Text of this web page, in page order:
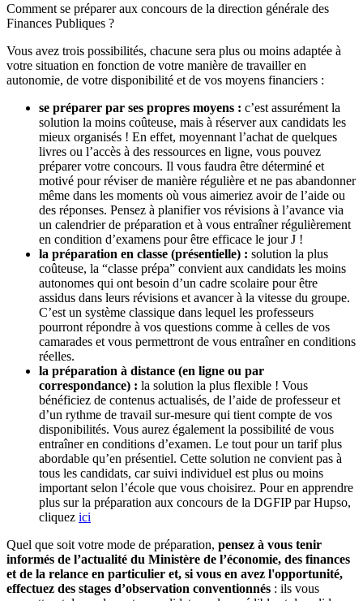
Comment se préparer aux concours de la direction générale des
Finances Publiques ?
Vous avez trois possibilités, chacune sera plus ou moins adaptée à
votre situation en fonction de votre manière de travailler en
autonomie, de votre disponibilité et de vos moyens financiers :
se préparer par ses propres moyens : c’est assurément la
solution la moins coûteuse, mais à réserver aux candidats les
mieux organisés ! En effet, moyennant l’achat de quelques
livres ou l’accès à des ressources en ligne, vous pouvez
préparer votre concours. Il vous faudra être déterminé et
motivé pour réviser de manière régulière et ne pas abandonner
même dans les moments où vous aimeriez avoir de l’aide ou
des réponses. Pensez à planifier vos révisions à l’avance via
un calendrier de préparation et à vous entraîner régulièrement
en condition d’examens pour être efficace le jour J !
la préparation en classe (présentielle) : solution la plus
coûteuse, la “classe prépa” convient aux candidats les moins
autonomes qui ont besoin d’un cadre scolaire pour être
assidus dans leurs révisions et avancer à la vitesse du groupe.
C’est un système classique dans lequel les professeurs
pourront répondre à vos questions comme à celles de vos
camarades et vous permettront de vous entraîner en conditions
réelles.
la préparation à distance (en ligne ou par
correspondance) : la solution la plus flexible ! Vous
bénéficiez de contenus actualisés, de l’aide de professeur et
d’un rythme de travail sur-mesure qui tient compte de vos
disponibilités. Vous aurez également la possibilité de vous
entraîner en conditions d’examen. Le tout pour un tarif plus
abordable qu’en présentiel. Cette solution ne convient pas à
tous les candidats, car suivi individuel est plus ou moins
important selon l’école que vous choisirez. Pour en apprendre
plus sur la préparation aux concours de la DGFIP par Hupso,
cliquez ici
Quel que soit votre mode de préparation, pensez à vous tenir
informés de l’actualité du Ministère de l’économie, des finances
et de la relance en particulier et, si vous en avez l'opportunité,
effectuez des stages d’observation conventionnés : ils vous